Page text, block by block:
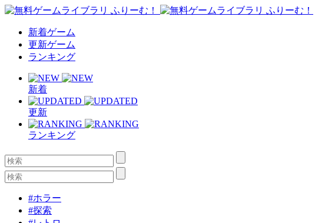
新着ゲーム
更新ゲーム
ランキング
新着
更新
ランキング
#ホラー
#探索